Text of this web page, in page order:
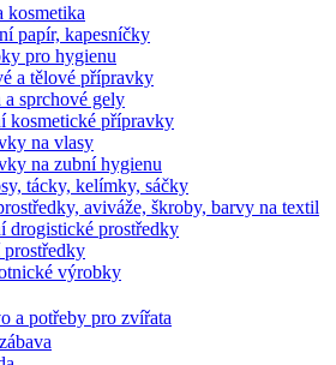
kosmetika
papír, kapesníčky
pro hygienu
a tělové přípravky
sprchové gely
kosmetické přípravky
na vlasy
na zubní hygienu
tácky, kelímky, sáčky
aviváže, škroby, barvy na textil
drogistické prostředky
výrobky
a potřeby pro zvířata